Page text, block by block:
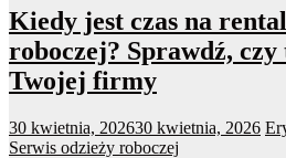
Kiedy jest czas na
roboczej? Sprawdź,
Twojej firmy
30 kwietnia, 202630 kwietnia, 2026
Serwis odzieży roboczej